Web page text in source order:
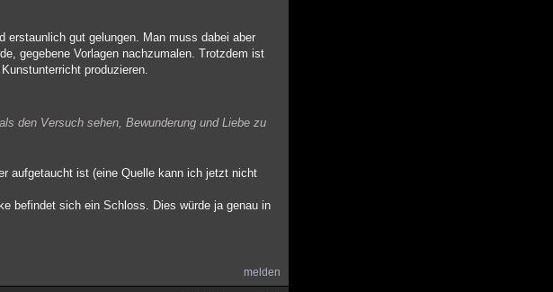
erstaunlich gut gelungen. Man muss dabei aber
gegebene Vorlagen nachzumalen. Trotzdem ist
produzieren.
den Versuch sehen, Bewunderung und Liebe zu
aufgetaucht ist (eine Quelle kann ich jetzt nicht
befindet sich ein Schloss. Dies würde ja genau in
melden